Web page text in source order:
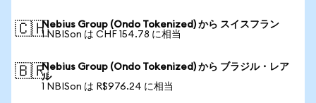
🇨🇭Nebius Group (Ondo Tokenized) から スイスフラン
1 NBISon は CHF 154.78 に相当
🇧🇷Nebius Group (Ondo Tokenized) から ブラジル・レア
ル
1 NBISon は R$976.24 に相当